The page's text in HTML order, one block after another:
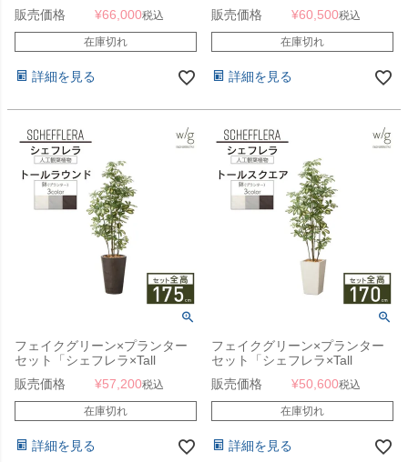
販売価格
¥66,000税込
在庫切れ
詳細を見る
販売価格
¥60,500税込
在庫切れ
詳細を見る
フェイクグリーン×プランター
セット「シェフレラ×Tall
Round w/g」[高さ175cm・人工
樹木・人工観葉植物]
販売価格 ¥57,200税込
在庫切れ
詳細を見る
フェイクグリーン×プランター
セット「シェフレラ×Tall
Square w/g」[高さ170cm・人
工樹木・人工観葉植物]
販売価格 ¥50,600税込
在庫切れ
詳細を見る